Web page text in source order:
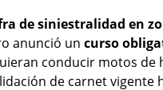
de siniestralidad en
anunció un curso
conducir motos de
de carnet vigente